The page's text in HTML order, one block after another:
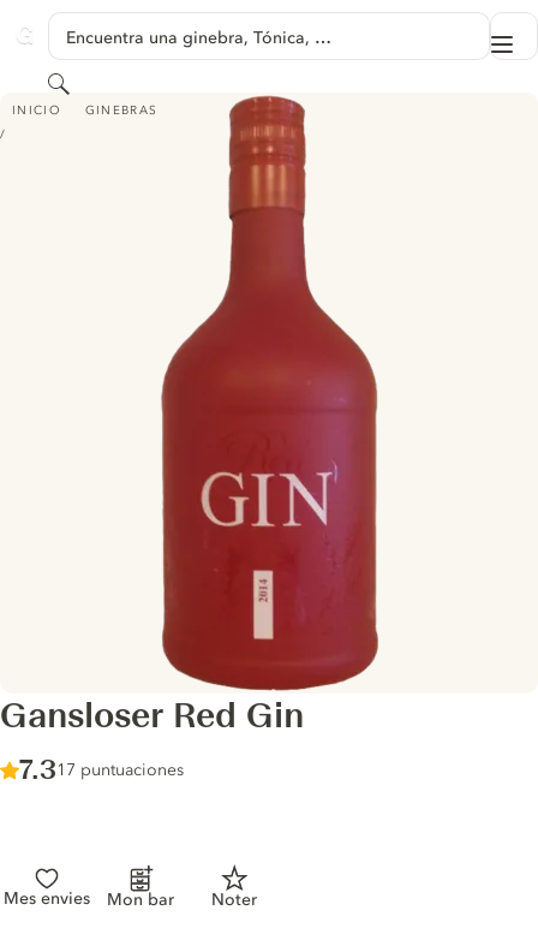
GINVENTORY
Encuentra una ginebra, Tónica, …
Buscar
INICIO GINEBRAS
GANSLOSER RED GIN
Gansloser Red Gin
Score :
7.3/ 10
17 puntuaciones
Mes envies Mon bar Noter